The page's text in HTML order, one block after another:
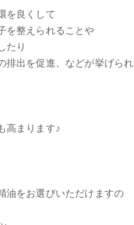
を良くして
を整えられることや
たり
排出を促進、などが挙げられ
高まります♪
油をお選びいただけますの